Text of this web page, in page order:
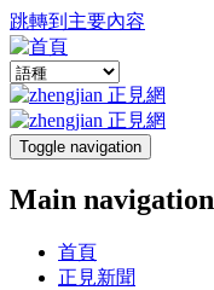
跳轉到主要內容
Toggle navigation
Main navigation
首頁
正見新聞